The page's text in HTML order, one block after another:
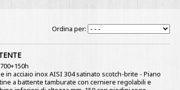
Ordina per:
in acciaio inox AISI 304 satinato scotch-brite - Piano
a battente tamburate con cerniere regolabili e